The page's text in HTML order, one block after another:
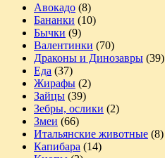
Авокадо (8)
Бананки (10)
Бычки (9)
Валентинки (70)
Драконы и Динозавры (39)
Еда (37)
Жирафы (2)
Зайцы (39)
Зебры, ослики (2)
Змеи (66)
Итальянские животные (8)
Капибара (14)